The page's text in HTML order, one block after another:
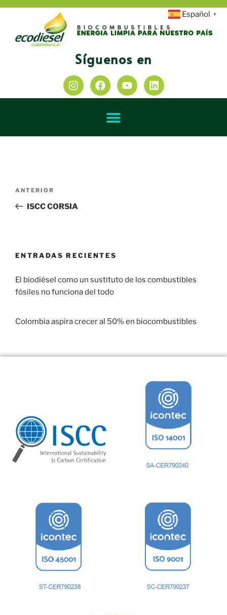
Síguenos en
ANTERIOR
ISCC CORSIA
ENTRADAS RECIENTES
El biodiésel como un sustituto de los combustibles
fósiles no funciona del todo
Colombia aspira crecer al 50% en biocombustibles
Español ▼